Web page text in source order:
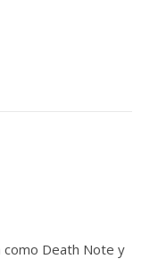
como Death Note y